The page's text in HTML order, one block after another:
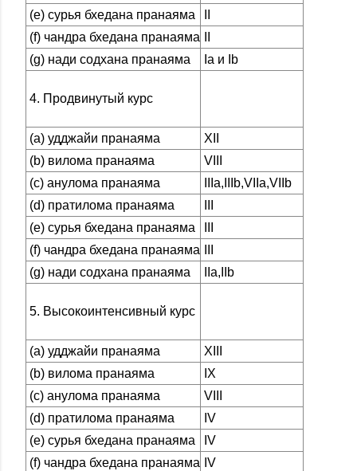
(е) сурья бхедана пранаяма
(f) чандра бхедана пранаяма
(g) нади содхана пранаяма
Iа и Ib
4. Продвинутый курс
(а) удджайи пранаяма
XII
(b) вилома пранаяма
VIII
(с) анулома пранаяма
IIIa,IIIb,VIIa,VIIb
(d) пратилома пранаяма
(е) сурья бхедана пранаяма
(f) чандра бхедана пранаяма
(g) нади содхана пранаяма
IIa,IIb
5. Высокоинтенсивный курс
(а) удджайи пранаяма
XIII
(b) вилома пранаяма
IX
(с) анулома пранаяма
VIII
(d) пратилома пранаяма
IV
(е) сурья бхедана пранаяма
IV
(f) чандра бхедана пранаяма IV